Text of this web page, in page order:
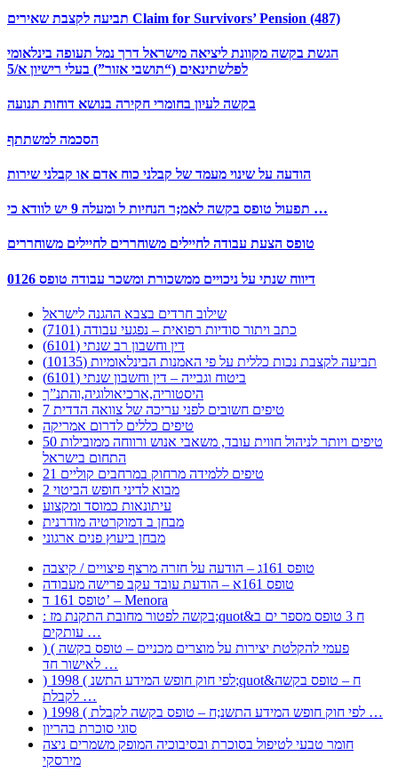
תביעה לקצבת שאירים Claim for Survivors’ Pension (487)
הגשת בקשה מקוונת ליציאה מישראל דרך נמל תעופה בינלאומי
לפלשתינאים (“תושבי אזור”) בעלי רישיון א/5
בקשה לעיון בחומרי חקירה בנושא דוחות תנועה
הסכמה למשתתף
הודעה על שינוי מעמד של קבלני כוח אדם או קבלני שירות
תפעול טופס בקשה לאמ;ר הנחיות ל ומעלה 9 יש לוודא כי …
טופס הצעת עבודה לחיילים משוחררים לחיילים משוחררים
דיווח שנתי על ניכויים ממשכורת ומשכר עבודה טופס 0126
שילוב חרדים בצבא ההגנה לישראל
כתב ויתור סודיות רפואית – נפגעי עבודה (7101)
דין וחשבון רב שנתי (6101)
תביעה לקצבת נכות כללית על פי האמנות הבינלאומיות (10135)
ביטוח וגבייה – דין וחשבון שנתי (6101)
היסטוריה,ארכיאולוגיה,והתנ”ך
7 טיפים חשובים לפני עריכה של צוואה הדדית
טיפים כללים לדרום אמריקה
50 טיפים ויותר לניהול חווית עובד, משאבי אנוש ורווחה ממובילות
התחום בישראל
21 טיפים ללמידה מרחוק במרחבים קוליים
מבוא לדיני חופש הביטוי 2
עיתונאות כמוסד ומקצוע
מבחן ב דמוקרטיה מודרנית
מבחן ביעוץ פנים ארגוני
טופס 161ג – הודעה על חזרה מרצף פיצויים / קיצבה
טופס 161א – הודעת עובד עקב פרישה מעבודה
טופס 161 ד’ – Menora
: בקשה לפטור מחובת התקנת מז;quot&ח 3 טופס מספר ים ב
עותקים …
) ( פעמי להקלטת יצירות על מוצרים מכניים – טופס בקשה
לאישור חד …
) 1998 ( לפי חוק חופש המידע התשנ;quot&ח – טופס בקשה
לקבלת …
) 1998 ( לפי חוק חופש המידע התשנ;ח – טופס בקשה לקבלת …
סוגי סוכרת בהריון
חומר טבעי לטיפול בסוכרת ובסיבוכיה המופק משמרים ניצה
מירסקי